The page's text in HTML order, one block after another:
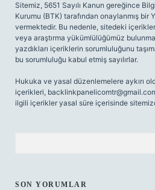
Sitemiz, 5651 Sayılı Kanun gereğince
Kurumu (BTK) tarafından onaylanmış bir
vermektedir. Bu nedenle, sitedeki
veya araştırma yükümlülüğümüz
yazdıkları içeriklerin sorumluluğunu
bu sorumluluğu kabul etmiş sayılırlar.
Hukuka ve yasal düzenlemelere aykırı
içerikleri,
ilgili içerikler yasal süre içerisinde
SON YORUMLAR